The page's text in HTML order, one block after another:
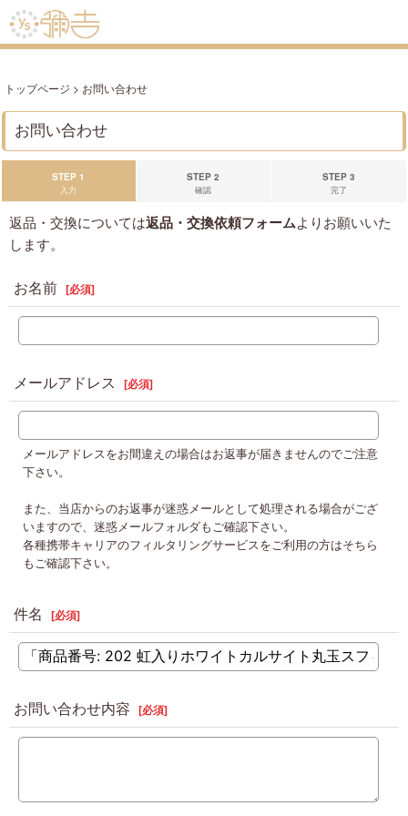
トップページ > お問い合わせ
お問い合わせ
STEP 1
入力
STEP 2
確認
STEP 3
完了
返品・交換については返品・交換依頼フォームよりお願いいた
します。
お名前 [必須]
メールアドレス [必須]
メールアドレスをお間違えの場合はお返事が届きませんのでご注意
下さい。
また、当店からのお返事が迷惑メールとして処理される場合がござ
いますので、迷惑メールフォルダもご確認下さい。
各種携帯キャリアのフィルタリングサービスをご利用の方はそちら
もご確認下さい。
件名 [必須]
お問い合わせ内容 [必須]